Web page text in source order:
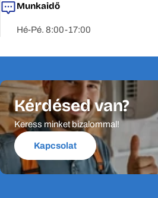
Munkaidő
Hé-Pé. 8:00-17:00
Kérdésed van?
Keress minket bizalommal!
Kapcsolat